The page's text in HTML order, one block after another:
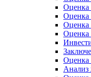
Оценка
Оценка
Оценка
Оценка
Анализ